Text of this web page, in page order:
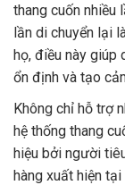
thang cuốn nhiều
lần di chuyển lại
họ, điều này giúp
ổn định và tạo
Không chỉ hỗ trợ
hệ thống thang
hiệu bởi người
hàng xuất hiện